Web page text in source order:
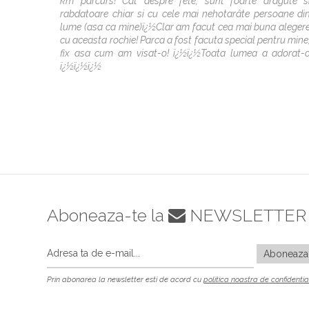
rabdatoare chiar si cu cele mai nehotarâte persoane din
lume (asa ca mine)ï¿½Clar am facut cea mai buna
cu aceasta rochie! Parca a fost facuta special pentru mine,
fix asa cum am visat-o! ï¿½ï¿½Toata lumea a adorat-
ï¿½ï¿½ï¿½
Aboneaza-te la NEWSLETTER
Prin abonarea la newsletter esti de acord cu politica noastra de